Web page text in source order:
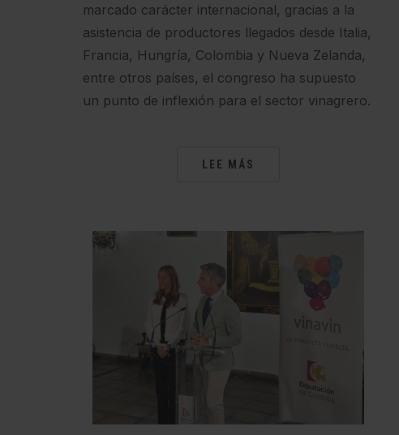
marcado carácter internacional, gracias a la
asistencia de productores llegados desde Italia,
Francia, Hungría, Colombia y Nueva Zelanda,
entre otros países, el congreso ha supuesto
un punto de inflexión para el sector vinagrero.
LEE MÁS